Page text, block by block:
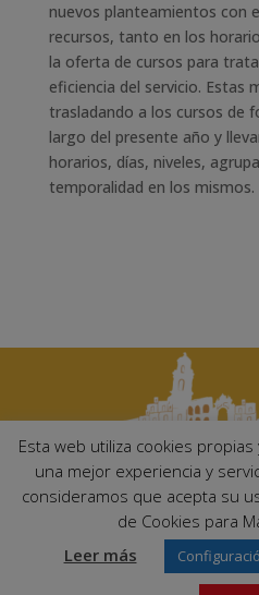
nuevos planteamientos con
recursos, tanto en los
la oferta de cursos para
eficiencia del servicio. Estas
trasladando a los cursos de
largo del presente año y
horarios, días, niveles,
temporalidad en los mismos.
Ayuntamiento de Palma del Río.
14700 – Palma
Email:
Teléfono: 957 71 02
Esta web utiliza cookies
una mejor experiencia y
consideramos que acepta su
de Cookies para
Leer más